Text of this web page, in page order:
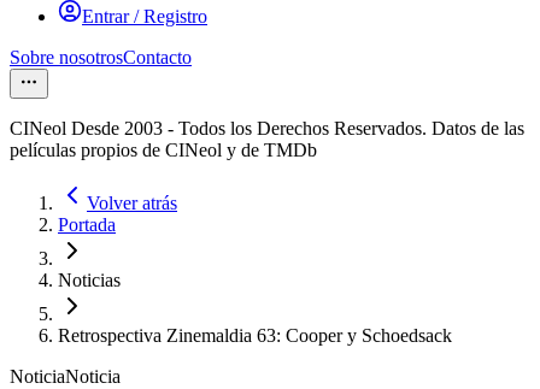
Entrar / Registro
Sobre nosotrosContacto
CINeol Desde 2003 - Todos los Derechos Reservados. Datos de las
películas propios de CINeol y de TMDb
Volver atrás
Portada
Noticias
Retrospectiva Zinemaldia 63: Cooper y Schoedsack
NoticiaNoticia